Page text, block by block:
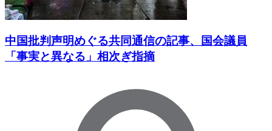
中国批判声明めぐる共同通信の記事、国会議員
「事実と異なる」相次ぎ指摘